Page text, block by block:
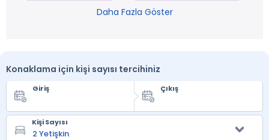
Daha Fazla Göster
Konaklama için kişi sayısı tercihiniz
Giriş Çıkış
Kişi Sayısı